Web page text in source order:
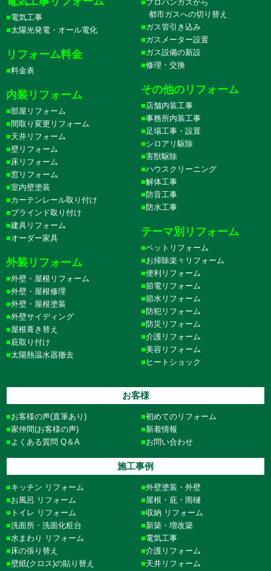
電気工事
太陽光発電・オール電化
リフォーム料金
料金表
内装リフォーム
部屋リフォーム
間取り変更リフォーム
天井リフォーム
壁リフォーム
床リフォーム
窓リフォーム
室内壁塗装
カーテンレール取り付け
ブラインド取り付け
建具リフォーム
オーダー家具
外装リフォーム
外壁・屋根リフォーム
外壁・屋根修理
外壁・屋根塗装
外壁サイディング
屋根葺き替え
庇取り付け
太陽熱温水器撤去
プロパンガスから
都市ガスへの切り替え
ガス管引き込み
ガスメーター設置
ガス設備の新設
修理・交換
その他のリフォーム
店舗内装工事
事務所内装工事
足場工事・設置
シロアリ駆除
害獣駆除
ハウスクリーニング
解体工事
防音工事
防水工事
テーマ別リフォーム
ペットリフォーム
お掃除楽々リフォーム
便利リフォーム
節電リフォーム
節水リフォーム
防犯リフォーム
防災リフォーム
介護リフォーム
美容リフォーム
ヒートショック
お客様
お客様の声(直筆あり)
家仲間(お客様の声)
よくある質問 Q＆A
初めてのリフォーム
新着情報
お問い合わせ
施工事例
キッチン リフォーム
お風呂 リフォーム
トイレ リフォーム
洗面所・洗面化粧台
水まわり リフォーム
床の張り替え
壁紙(クロス)の貼り替え
外壁塗装・外壁
屋根・庇・雨樋
収納 リフォーム
新築・増改築
電気工事
介護リフォーム
天井リフォーム